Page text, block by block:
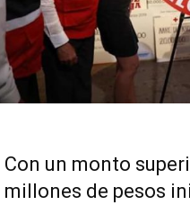
Con un monto
millones de pesos